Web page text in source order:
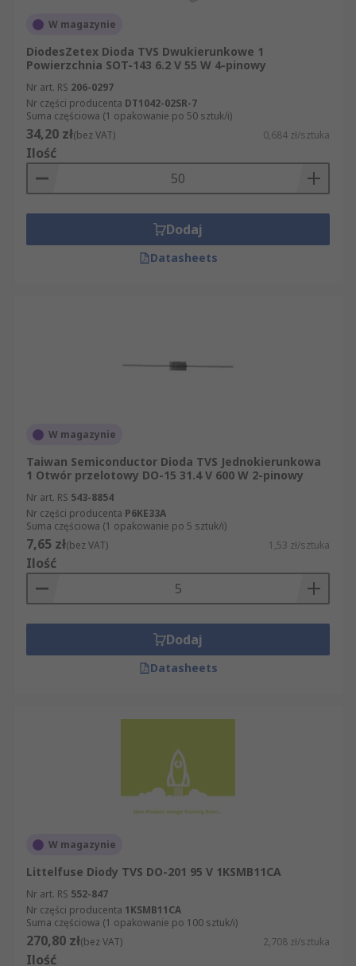
W magazynie
DiodesZetex Dioda TVS Dwukierunkowe 1
Powierzchnia SOT-143 6.2 V 55 W 4-pinowy
Nr art. RS 206-0297
Nr części producenta DT1042-02SR-7
Suma częściowa (1 opakowanie po 50 sztuk/i)
34,20 zł(bez VAT) 0,684 zł/sztuka
Ilość
Dodaj
Datasheets
W magazynie
Taiwan Semiconductor Dioda TVS Jednokierunkowa
1 Otwór przelotowy DO-15 31.4 V 600 W 2-pinowy
Nr art. RS 543-8854
Nr części producenta P6KE33A
Suma częściowa (1 opakowanie po 5 sztuk/i)
7,65 zł(bez VAT) 1,53 zł/sztuka
Ilość
Dodaj
Datasheets
W magazynie
Littelfuse Diody TVS DO-201 95 V 1KSMB11CA
Nr art. RS 552-847
Nr części producenta 1KSMB11CA
Suma częściowa (1 opakowanie po 100 sztuk/i)
270,80 zł(bez VAT) 2,708 zł/sztuka
Ilość